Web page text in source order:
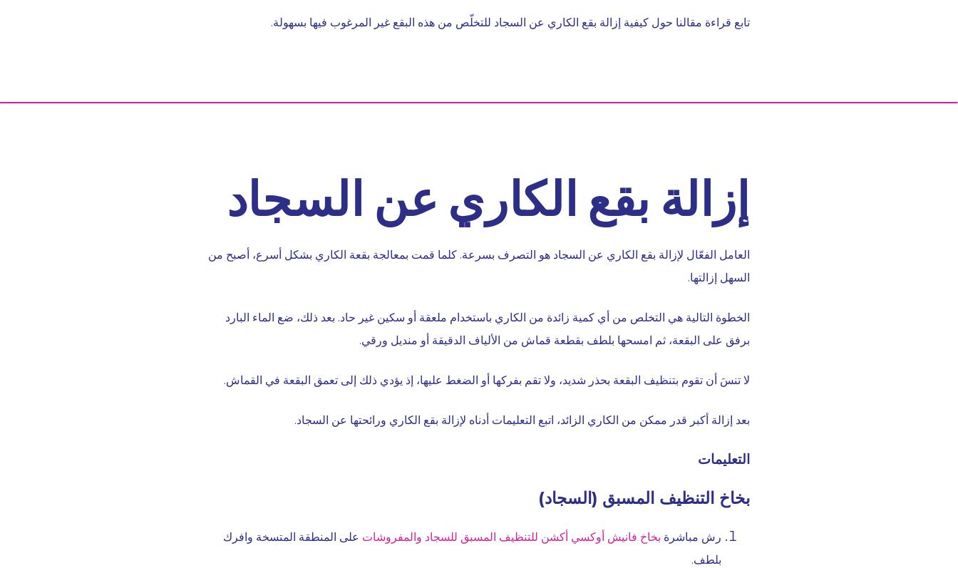
تابع قراءة مقالنا حول كيفية إزالة بقع الكاري عن السجاد للتخلّص من هذه البقع غير المرغوب فيها بسهولة.
إزالة بقع الكاري عن السجاد
العامل الفعّال لإزالة بقع الكاري عن السجاد هو التصرف بسرعة. كلما قمت بمعالجة بقعة الكاري بشكل أسرع، أصبح من
السهل إزالتها.
الخطوة التالية هي التخلص من أي كمية زائدة من الكاري باستخدام ملعقة أو سكين غير حاد. بعد ذلك، ضع الماء البارد
برفق على البقعة، ثم امسحها بلطف بقطعة قماش من الألياف الدقيقة أو منديل ورقي.
لا تنسَ أن تقوم بتنظيف البقعة بحذر شديد، ولا تقم بفركها أو الضغط عليها، إذ يؤدي ذلك إلى تعمق البقعة في القماش.
بعد إزالة أكبر قدر ممكن من الكاري الزائد، اتبع التعليمات أدناه لإزالة بقع الكاري ورائحتها عن السجاد.
التعليمات
بخاخ التنظيف المسبق (السجاد)
رش مباشرة بخاخ فانيش أوكسي أكشن للتنظيف المسبق للسجاد والمفروشات على المنطقة المتسخة وافرك
بلطف.